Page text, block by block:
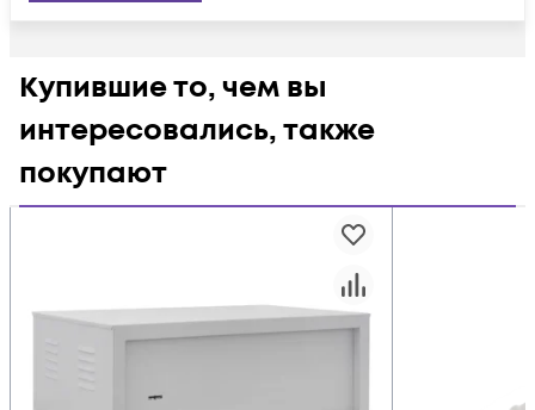
Купившие то, чем вы
интересовались, также
покупают